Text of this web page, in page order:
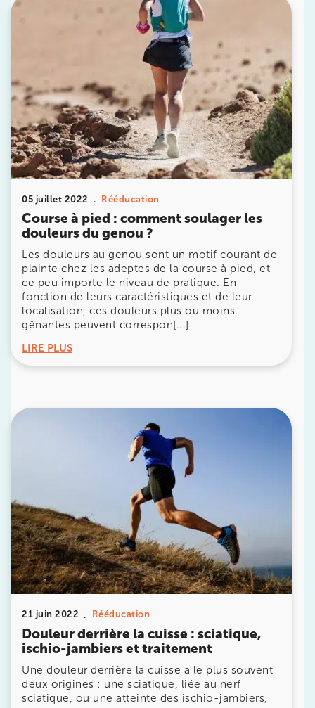
05 juillet 2022 Rééducation
Course à pied : comment soulager les
douleurs du genou ?
Les douleurs au genou sont un motif courant de
plainte chez les adeptes de la course à pied, et
ce peu importe le niveau de pratique. En
fonction de leurs caractéristiques et de leur
localisation, ces douleurs plus ou moins
gênantes peuvent correspon[...]
LIRE PLUS
21 juin 2022 Rééducation
Douleur derrière la cuisse : sciatique,
ischio-jambiers et traitement
Une douleur derrière la cuisse a le plus souvent
deux origines : une sciatique, liée au nerf
sciatique, ou une atteinte des ischio-jambiers,
IK PARIS 8 – SAINT-LAZARE
20 Rue de la Pépinière 75008 Paris
20 Rue de la Pépinière 75008 Paris
01 55 06 05 07
Prenez RDV sur
Prenez RDV sur
PARIS 9 – PETRELLE
6 Rue Petrelle 75009 Paris
6 Rue Petrelle 75009 Paris
01 71 97 53 67
Prenez RDV sur
Prenez RDV sur
10 Rue Roubo 75011 Paris
Prenez RDV sur
IK VANVES
5 Rue Monge 92170 Vanves
5 Rue Monge 92170 Vanves
01 46 44 33 92
Prenez RDV sur
IK SAINT-GERMAIN
199 Bd Saint-Germain 75007 Paris